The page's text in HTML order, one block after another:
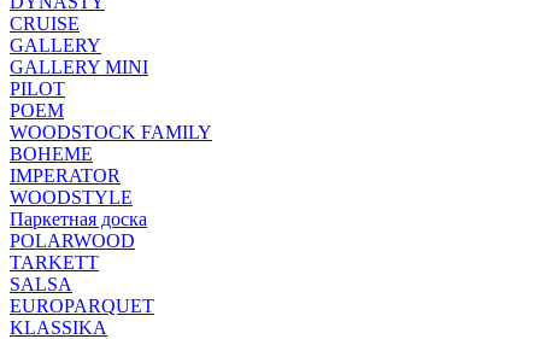
CRUISE
GALLERY
GALLERY MINI
PILOT
POEM
WOODSTOCK FAMILY
BOHEME
IMPERATOR
WOODSTYLE
Паркетная доска
POLARWOOD
TARKETT
SALSA
EUROPARQUET
KLASSIKA